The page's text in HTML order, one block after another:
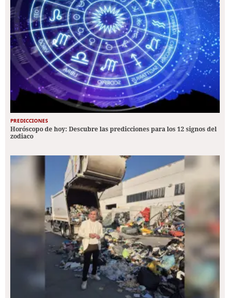
PREDICCIONES
Horóscopo de hoy: Descubre las predicciones para los 12 signos del
zodiaco